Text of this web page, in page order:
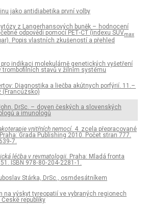
jako antidiabetika první volby
z Langerhansových buněk – hodnocení
odpovědi pomocí PET‑CT (indexu SUVmax
Popis vlastních zkušeností a přehled
pro indikaci molekulárně genetických vyšetření
trombofilních stavů v žilním systému
Diagnostika a liečba akútnych porfýrií. 11.–
(Francúzsko)
DrSc. – doyen českých a slovenských
a imunologů
vnitřních nemocí. 4. zcela přepracované
Grada Publishing 2010. Počet stran 777.
7.
léčba v revmatologii. Praha: Mladá fronta
ISBN 978- 80- 204- 2281- 1.
Stárka, DrSc., osmdesátníkem
na výskyt tyreopatií ve vybraných regionech
republiky